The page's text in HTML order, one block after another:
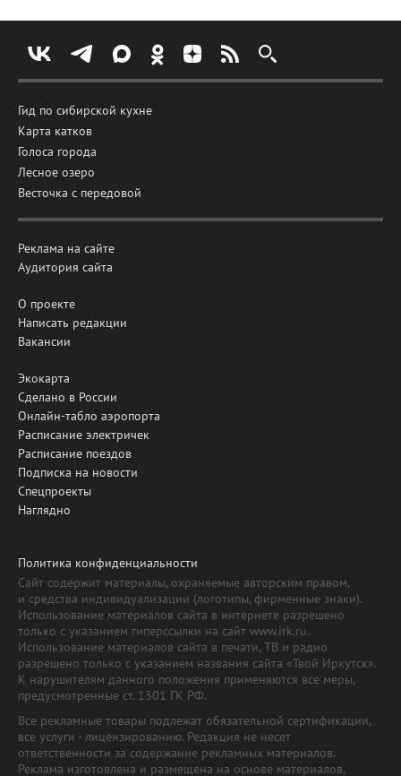
Гид по сибирской кухне
Карта катков
Голоса города
Лесное озеро
Весточка с передовой
Реклама на сайте
Аудитория сайта
О проекте
Написать редакции
Вакансии
Экокарта
Сделано в России
Онлайн-табло аэропорта
Расписание электричек
Расписание поездов
Подписка на новости
Спецпроекты
Наглядно
Политика конфиденциальности
Сайт содержит материалы, охраняемые авторским правом,
и средства индивидуализации (логотипы, фирменные знаки).
Использование материалов сайта в интернете разрешено
только с указанием гиперссылки на сайт www.irk.ru.
Использование материалов сайта в печати, ТВ и радио
разрешено только с указанием названия сайта «Твой Иркутск».
К нарушителям данного положения применяются все меры,
предусмотренные ст. 1301 ГК РФ.
Все рекламные товары подлежат обязательной сертификации,
все услуги - лицензированию. Редакция не несет
ответственности за содержание рекламных материалов.
Реклама изготовлена и размещена на основе материалов,